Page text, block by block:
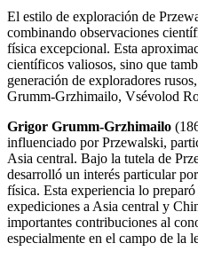
El estilo de exploración de
combinando observaciones
física excepcional. Esta
científicos valiosos, sino que
generación de exploradores
Grumm-Grzhimailo, Vsévolod
Grigor Grumm-Grzhimailo
influenciado por Przewalski,
Asia central. Bajo la tutela de
desarrolló un interés particular
física. Esta experiencia lo
expediciones a Asia central y
importantes contribuciones al
especialmente en el campo de la